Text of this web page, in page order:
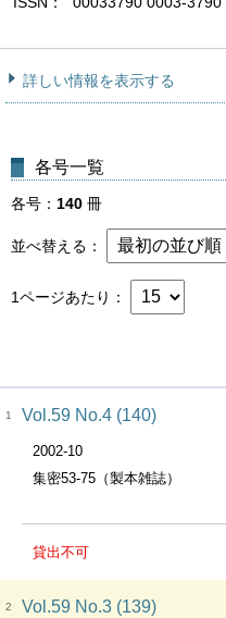
詳しい情報を表示する
各号一覧
各号 140 冊
並べ替える
1ページあたり
1 Vol.59 No.4 (140)
2002-10
集密53-75（製本雑誌）
貸出不可
2 Vol.59 No.3 (139)